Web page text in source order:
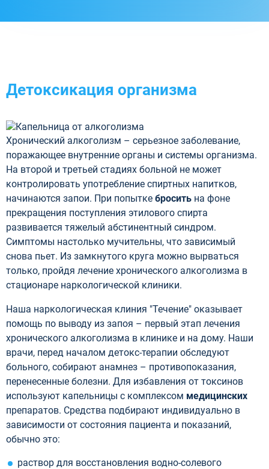
Детоксикация организма
Хронический алкоголизм – серьезное заболевание,
поражающее внутренние органы и системы организма.
На второй и третьей стадиях больной не может
контролировать употребление спиртных напитков,
начинаются запои. При попытке бросить на фоне
прекращения поступления этилового спирта
развивается тяжелый абстинентный синдром.
Симптомы настолько мучительны, что зависимый
снова пьет. Из замкнутого круга можно вырваться
только, пройдя лечение хронического алкоголизма в
стационаре наркологической клиники.
Наша наркологическая клиния "Течение" оказывает
помощь по выводу из запоя – первый этап лечения
хронического алкоголизма в клинике и на дому. Наши
врачи, перед началом детокс-терапии обследуют
больного, собирают анамнез – противопоказания,
перенесенные болезни. Для избавления от токсинов
используют капельницы с комплексом медицинских
препаратов. Средства подбирают индивидуально в
зависимости от состояния пациента и показаний,
обычно это:
раствор для восстановления водно-солевого